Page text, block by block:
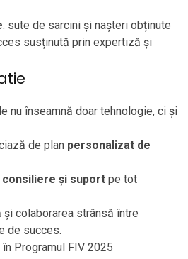
: sute de sarcini și nașteri obținute
susținută prin expertiză și
nu înseamnă doar tehnologie, ci și
de plan personalizat de
consiliere și suport pe tot
colaborarea strânsă între
de succes.
Programul FIV 2025